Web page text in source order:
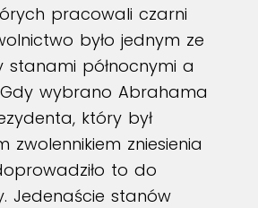
pracowali czarni
było jednym ze
stanami północnymi a
Gdy wybrano Abrahama
który był
zwolennikiem zniesienia
to do
Jedenaście stanów